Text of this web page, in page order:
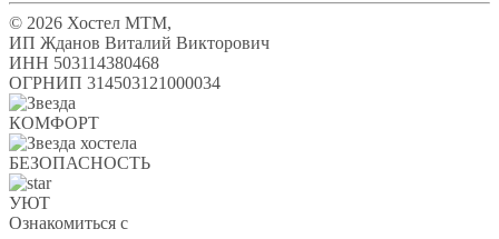
© 2026 Хостел МТМ,
ИП Жданов Виталий Викторович
ИНН 503114380468
ОГРНИП 314503121000034
КОМФОРТ
БЕЗОПАСНОСТЬ
УЮТ
Ознакомиться с